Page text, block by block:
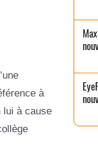
à
lui à cause